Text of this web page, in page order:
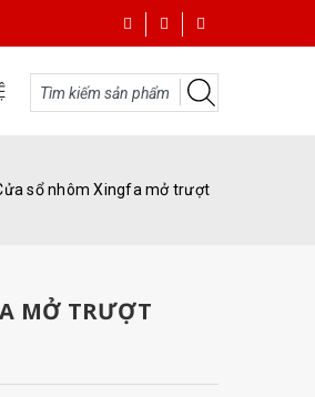
sổ nhôm Xingfa mở trượt
MỞ TRƯỢT